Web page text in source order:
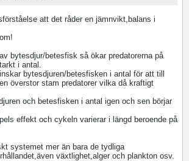
att det råder en jämnvikt,balans i
bytesdjur/betesfisk så ökar predatorerna på
i antal.
bytesdjuren/betesfisken i antal för att till
överstor stam predatorer vilka då kraftigt
och betesfisken i antal igen och sen börjar
effekt och cykeln varierar i längd beroende på
systemet mer än bara de tydliga
växtlighet,alger och plankton osv.